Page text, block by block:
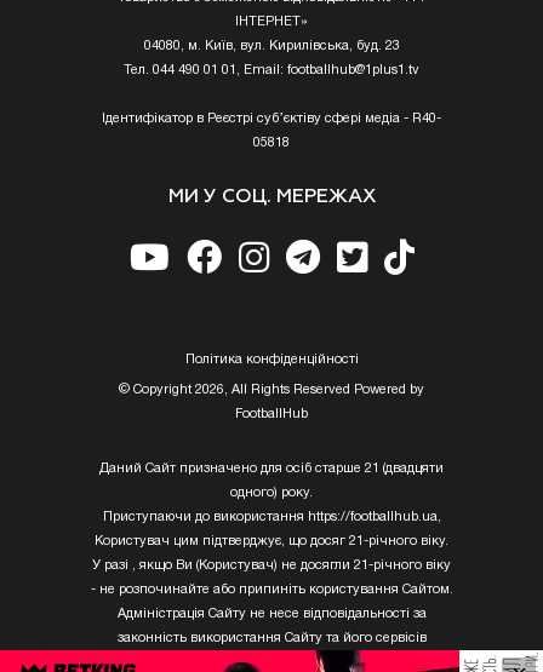
ІНТЕРНЕТ»
04080, м. Київ, вул. Кирилівська, буд. 23
Тел. 044 490 01 01, Email: footballhub@1plus1.tv
Ідентифікатор в Реєстрі суб’єктіву сфері медіа - R40-
05818
МИ У СОЦ. МЕРЕЖАХ
Полiтика конфiденцiйностi
© Copyright 2026, All Rights Reserved Powered by
FootballHub
Даний Сайт призначено для осіб старше 21 (двадцяти
одного) року.
Приступаючи до використання https://footballhub.ua,
Користувач цим підтверджує, що досяг 21-річного віку.
У разі , якщо Ви (Користувач) не досягли 21-річного віку
- не розпочинайте або припиніть користування Сайтом.
Адміністрація Сайту не несе відповідальності за
законність використання Сайту та його сервісів
Користувачем, який не досяг 21-річного віку.